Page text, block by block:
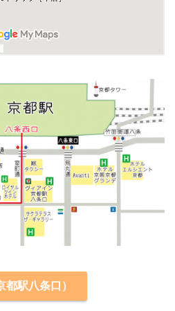
都駅八条口）